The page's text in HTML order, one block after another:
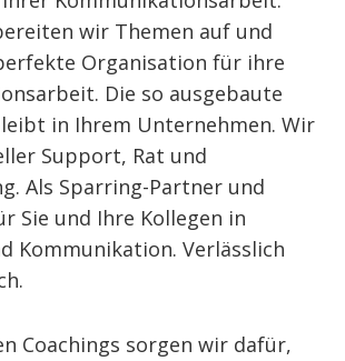
wir Themen auf und
Organisation für ihre
Die so ausgebaute
in Ihrem Unternehmen. Wir
Support, Rat und
Als Sparring-Partner und
Sie und Ihre Kollegen in
Kommunikation. Verlässlich
Coachings sorgen wir dafür,